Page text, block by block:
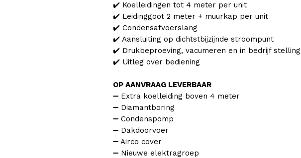
✔️ Koelleidingen tot 4 meter per unit
✔️ Leidinggoot 2 meter + muurkap per unit
✔️ Condensafvoerslang
✔️ Aansluiting op dichtstbijzijnde stroompunt
✔️ Drukbeproeving, vacumeren en in bedrijf stelling
✔️ Uitleg over bediening
OP AANVRAAG LEVERBAAR
➖ Extra koelleiding boven 4 meter
➖ Diamantboring
➖ Condenspomp
➖ Dakdoorvoer
➖ Airco cover
➖ Nieuwe elektragroep